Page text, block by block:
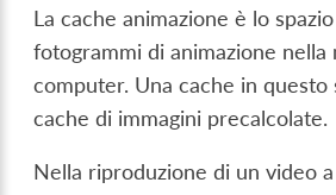
La cache animazione è lo
fotogrammi di animazione nella
computer. Una cache in questo
cache di immagini precalcolate.
Nella riproduzione di un video a